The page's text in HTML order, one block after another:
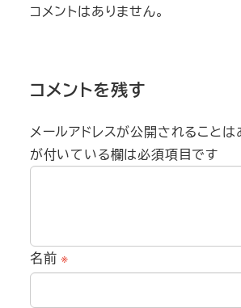
コメントはありません。
コメントを残す
メールアドレスが公開されることは
が付いている欄は必須項目です
名前※